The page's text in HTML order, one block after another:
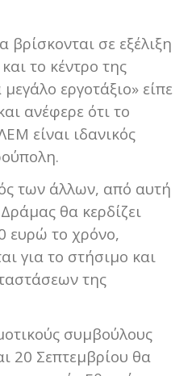
βρίσκονται σε εξέλιξη
το κέντρο της
εργοτάξιο» είπε
ανέφερε ότι το
είναι ιδανικός
των άλλων, από αυτή
θα κερδίζει
ευρώ το χρόνο,
για το στήσιμο και
της
συμβούλους
20 Σεπτεμβρίου θα